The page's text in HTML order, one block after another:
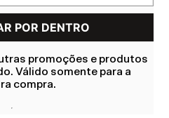
promoções e produtos
Válido somente para a
compra.